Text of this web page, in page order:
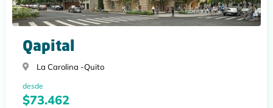
Qapital
La Carolina -Quito
desde
$73.462